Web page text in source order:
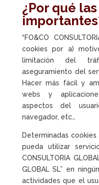
¿Por qué
“FO&CO
cookies por a)
limitación del
aseguramiento del
Hacer más fácil y
webs y
aspectos del
navegador, etc…
Determinadas
pueda utilizar
CONSULTORIA
GLOBAL SL” en
actividades que el